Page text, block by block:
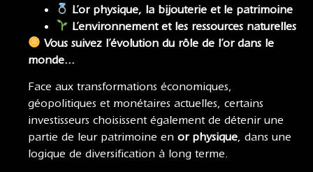
L’or physique, la bijouterie et le patrimoine
L’environnement et les ressources naturelles
Vous suivez l’évolution du rôle de l’or dans le
monde…
Face aux transformations économiques,
géopolitiques et monétaires actuelles, certains
investisseurs choisissent également de détenir une
partie de leur patrimoine en or physique, dans une
logique de diversification à long terme.